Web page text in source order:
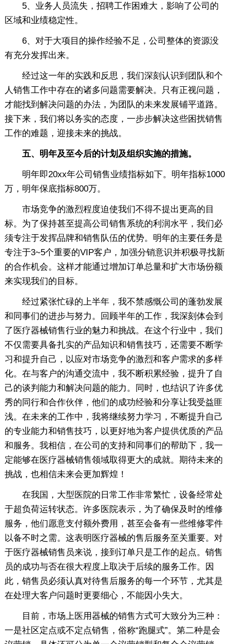
5、业务人员流失，招聘工作困难大，影响了公司的
区域和业绩稳定性。
6、对于大项目的操作经验不足，公司整体的资源没
有充分发挥出来。
经过这一年的实践和反思，我们深刻认识到团队和个
人销售工作中存在的诸多问题需要解决。只有正视问题，
才能找到解决问题的办法，为团队的未来发展铺平道路。
接下来，我们将以务实的态度，一步步解决这些困扰销售
工作的难题，迎接未来的挑战。
五、明年及至今后的计划及组织实施的措施。
明年即20xx年公司销售业绩指标如下。明年指标1000
万，明年保底指标800万。
市场竞争的激烈程度迫使我们不得不提出更高的目
标。为了保持甚至提高公司销售系统的利润水平，我们必
须专注于发挥品牌和销售队伍的优势。明年的主要任务是
专注于3~5个重要的VIP客户，加强分销意识并积极寻找新
的合作机会。这样才能通过增加订单总量和扩大市场份额
来实现我们的目标。
经过紧张忙碌的上半年，我不禁感慨公司的蓬勃发展
和同事们的进步与努力。回顾半年的工作，我深刻体会到
了医疗器械销售行业的魅力和挑战。在这个行业中，我们
不仅需要具备扎实的产品知识和销售技巧，还需要不断学
习和提升自己，以应对市场竞争的激烈和客户需求的多样
化。在与客户的沟通交流中，我不断积累经验，提升了自
己的谈判能力和解决问题的能力。同时，也结识了许多优
秀的同行和合作伙伴，他们的成功经验和分享让我受益匪
浅。在未来的工作中，我将继续努力学习，不断提升自己
的专业能力和销售技巧，以更好地为客户提供优质的产品
和服务。我相信，在公司的支持和同事们的帮助下，我一
定能够在医疗器械销售领域取得更大的成就。期待未来的
挑战，也相信未来会更加辉煌！
在我国，大型医院的日常工作非常繁忙，设备经常处
于超负荷运转状态。许多医院表示，为了确保及时的维修
服务，他们愿意支付额外费用，甚至会备有一些维修零件
以备不时之需。这表明医疗器械的售后服务至关重要。对
于医疗器械销售员来说，接到订单只是工作的起点。销售
员的成功与否在很大程度上取决于后续的服务工作。因
此，销售员必须认真对待售后服务的每一个环节，尤其是
在处理大客户问题时更要细心，不能因小失大。
目前，市场上医用器械的销售方式可大致分为三种：
一是社区定点或不定点销售，俗称“跑腿式”。第二种是会